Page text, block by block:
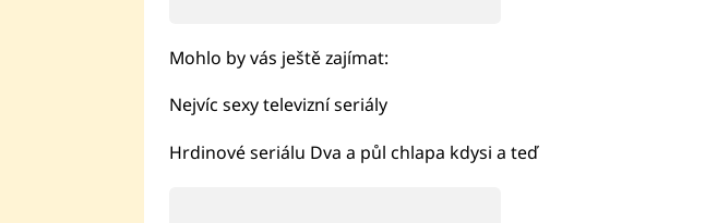
Mohlo by vás ještě zajímat:
Nejvíc sexy televizní seriály
Hrdinové seriálu Dva a půl chlapa kdysi a teď